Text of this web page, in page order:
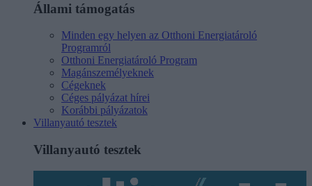
Állami támogatás
Minden egy helyen az Otthoni Energiatároló
Programról
Otthoni Energiatároló Program
Magánszemélyeknek
Cégeknek
Céges pályázat hírei
Korábbi pályázatok
Villanyautó tesztek
Villanyautó tesztek